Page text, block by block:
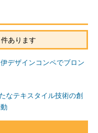
あります
デザインコンペでブロン
テキスタイル技術の創